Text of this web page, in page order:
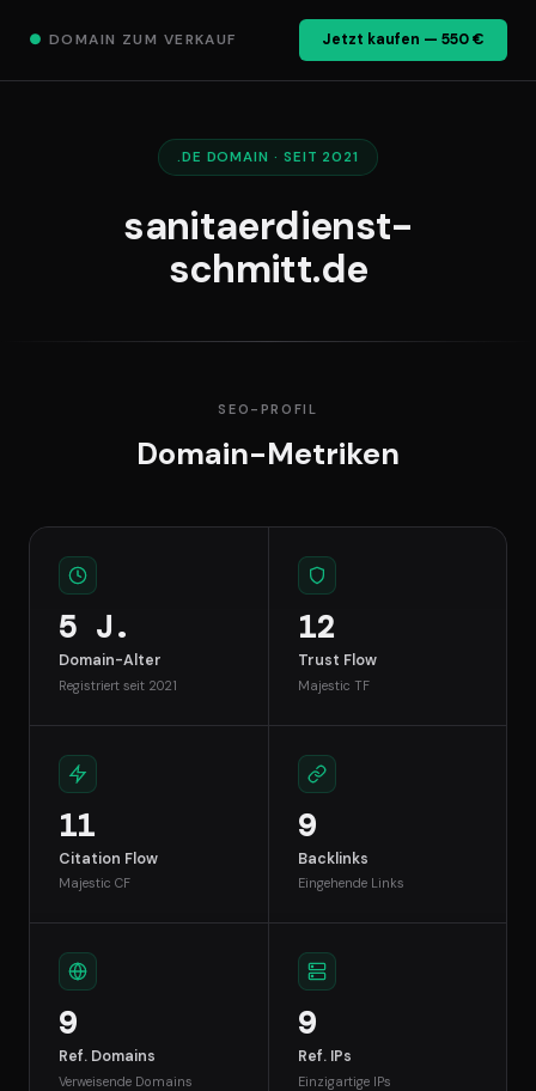
● DOMAIN ZUM VERKAUF Jetzt kaufen — 550 €
.DE DOMAIN · SEIT 2021
sanitaerdienst-
schmitt.de
SEO-PROFIL
Domain-Metriken
5 J.
Domain-Alter
Registriert seit 2021
12
Trust Flow
Majestic TF
11
Citation Flow
Majestic CF
9
Backlinks
Eingehende Links
9
Ref. Domains
Verweisende Domains
9
Ref. IPs
Einzigartige IPs